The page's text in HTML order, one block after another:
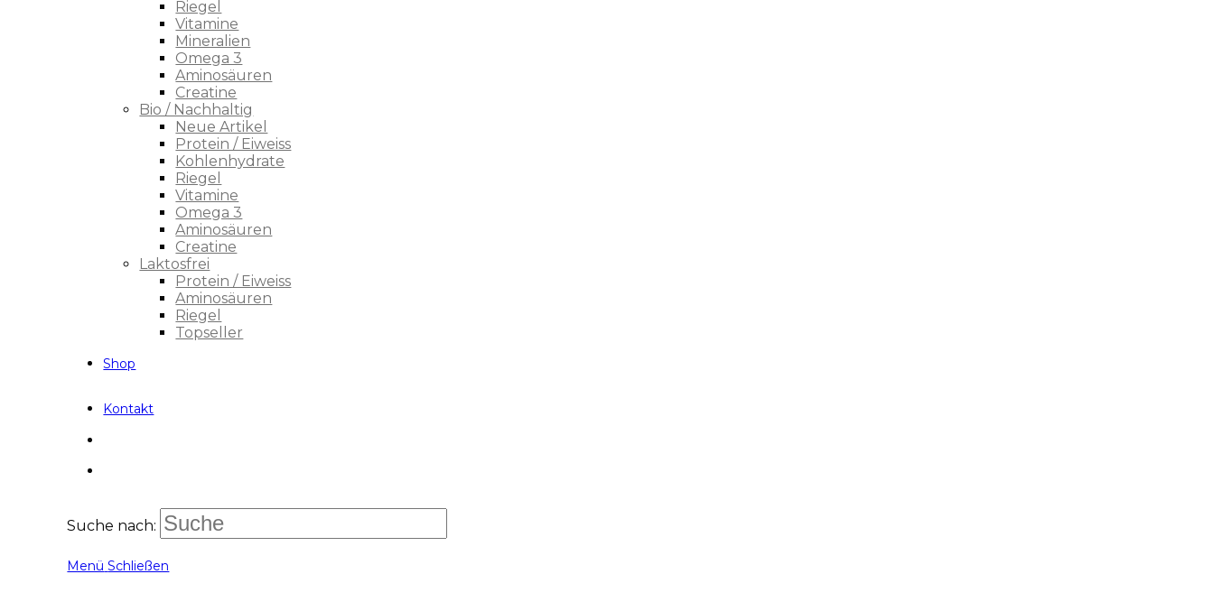
Riegel
Vitamine
Mineralien
Omega 3
Aminosäuren
Creatine
Bio / Nachhaltig
Neue Artikel
Protein / Eiweiss
Kohlenhydrate
Riegel
Vitamine
Omega 3
Aminosäuren
Creatine
Laktosfrei
Protein / Eiweiss
Aminosäuren
Riegel
Topseller
Shop
Kontakt
Suche nach:
Menü Schließen